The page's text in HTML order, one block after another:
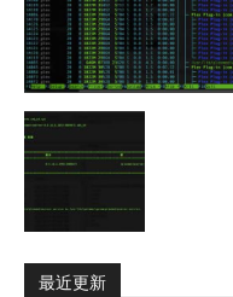
最近更新